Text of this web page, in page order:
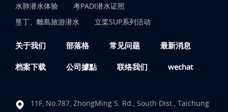
水肺潜水体验
考PADI潜水证照
垦丁、離島旅游潜水
立桨SUP系列活动
关于我们 部落格 常见问题 最新消息
档案下载 公司據點 联络我们 wechat
11F, No.787, ZhongMing S. Rd., South Dist., Taichung